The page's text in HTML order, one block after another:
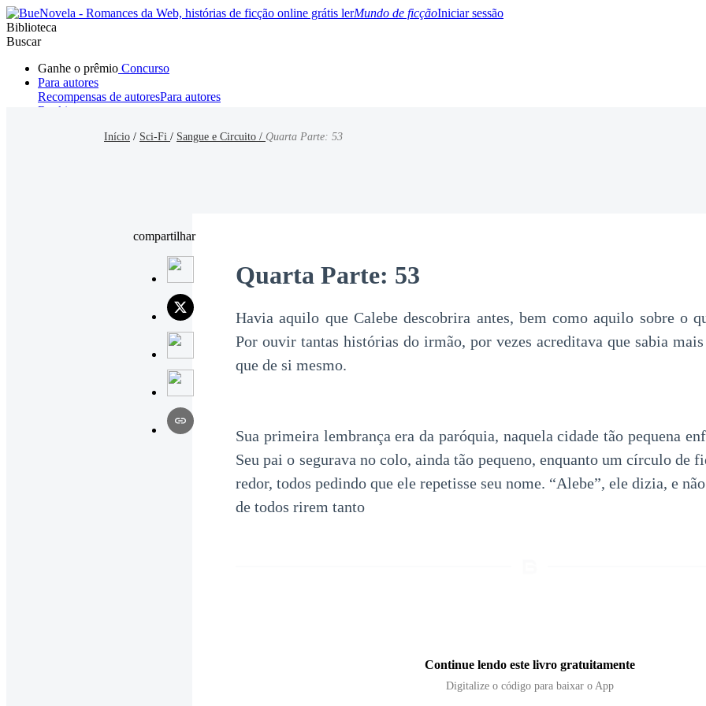
Mundo de ficçãoIniciar sessão
Biblioteca
Buscar
Ganhe o prêmio Concurso
Para autores
Recompensas de autoresPara autores
Ranking
Início / Sci-Fi / Sangue e Circuito / Quarta Parte: 53
compartilhar
Quarta Parte: 53
Havia aquilo que Calebe descobrira antes, bem como aquilo sobre o
Por ouvir tantas histórias do irmão, por vezes acreditava que sabia
que de si mesmo.
Sua primeira lembrança era da paróquia, naquela cidade tão pequena
Seu pai o segurava no colo, ainda tão pequeno, enquanto um círculo de
redor, todos pedindo que ele repetisse seu nome. “Alebe”, ele dizia, e
de todos rirem tanto
Continue lendo este livro gratuitamente
Digitalize o código para baixar o App